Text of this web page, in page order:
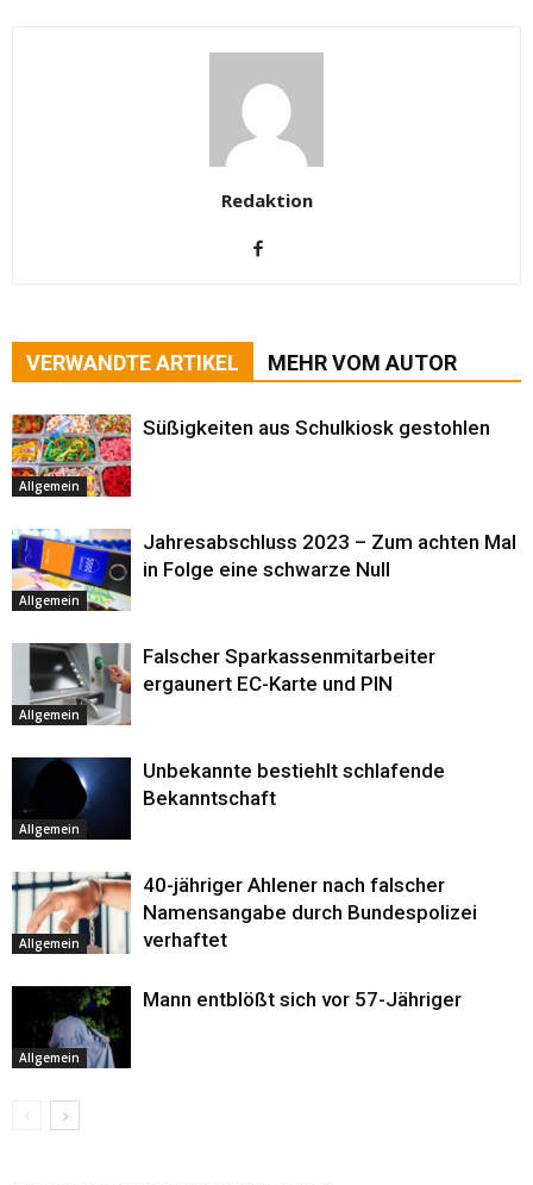
Redaktion
VERWANDTE ARTIKEL MEHR VOM AUTOR
Allgemein
Süßigkeiten aus Schulkiosk gestohlen
Allgemein
Jahresabschluss 2023 – Zum achten Mal
in Folge eine schwarze Null
Allgemein
Falscher Sparkassenmitarbeiter
ergaunert EC-Karte und PIN
Allgemein
Unbekannte bestiehlt schlafende
Bekanntschaft
Allgemein
40-jähriger Ahlener nach falscher
Namensangabe durch Bundespolizei
verhaftet
Allgemein
Mann entblößt sich vor 57-Jähriger